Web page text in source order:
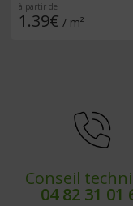
à partir de
1.39€ / m²
Conseil
04 82 31 01